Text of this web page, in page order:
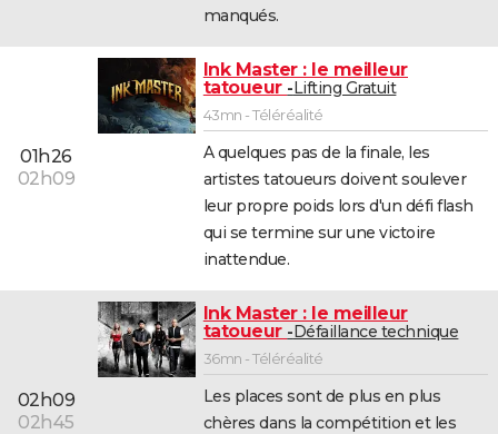
Service militaire
Avis de recherche
Bricolage
Lifestyle
Culture
Sport
Auto
Television
Voyage
Cinema
manqués.
01h26
02h09
Ink Master : le meilleur
tatoueur
Lifting Gratuit
43mn - Téléréalité
A quelques pas de la finale, les
artistes tatoueurs doivent soulever
leur propre poids lors d'un défi flash
qui se termine sur une victoire
inattendue.
02h09
02h45
Ink Master : le meilleur
tatoueur
Défaillance technique
36mn - Téléréalité
Les places sont de plus en plus
chères dans la compétition et les